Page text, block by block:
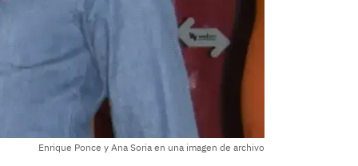
Enrique Ponce y Ana Soria en una imagen de archivo